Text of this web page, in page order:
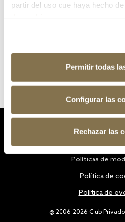
partir del uso que haya hecho
Permitir todas
Configurar las
Rechazar las
@ 2006-2026 Club
Políticas de
Política de
Política de